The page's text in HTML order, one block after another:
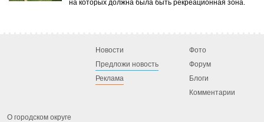
на которых должна была быть рекреационная зона.
Новости
Предложи новость
Реклама
Фото
Форум
Блоги
Комментарии
О городском округе